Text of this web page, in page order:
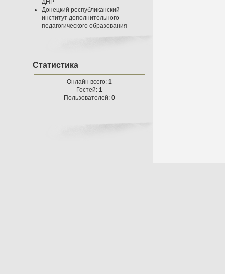
ДНР
Донецкий республиканский
институт дополнительного
педагогического образования
Статистика
Онлайн всего: 1
Гостей: 1
Пользователей: 0